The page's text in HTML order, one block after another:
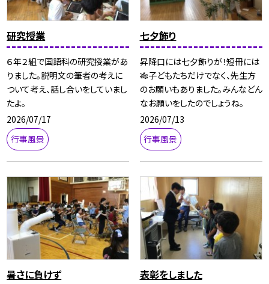
研究授業
６年２組で国語科の研究授業があ
りました。説明文の筆者の考えに
ついて考え、話し合いをしていまし
たよ。
2026/07/17
行事風景
七夕飾り
昇降口には七夕飾りが！短冊には
🎋子どもたちだけでなく、先生方
のお願いもありました。みんなどん
なお願いをしたのでしょうね。
2026/07/13
行事風景
暑さに負けず 表彰をしました